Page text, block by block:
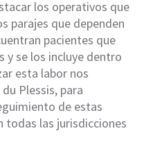
los operativos que
parajes que dependen
pacientes que
y se los incluye dentro
esta labor nos
Plessis, para
de estas
todas las jurisdicciones